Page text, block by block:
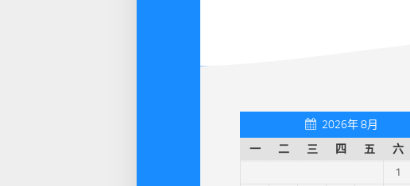
2026年 8月
一
二 三 四 五 六
1